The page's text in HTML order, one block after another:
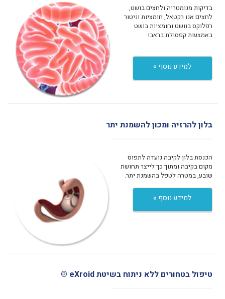
בדיקות מנומטריה ולחצים בושט,
לחצים אנו רקטאל, חומציות וניטור
רפלוקס בוושט וחומציות בושט
באמצעות קפסולת בראבו
למידע נוסף »
בלון להרזיה ומכון להשמנת יתר
הכנסת בלון לקיבה נועדה לתפוס
מקום בקיבה ומתוך כך לייצר תחושת
שובע, במטרה לטפל בהשמנת יתר.
למידע נוסף »
טיפול בטחורים ללא ניתוח בשיטת eXroid ®